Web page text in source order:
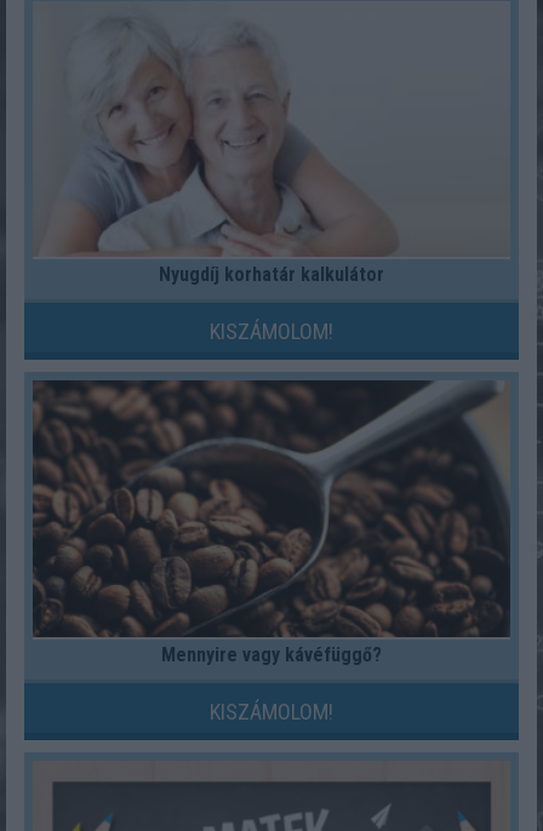
Nyugdíj korhatár kalkulátor
KISZÁMOLOM!
Mennyire vagy kávéfüggő?
KISZÁMOLOM!